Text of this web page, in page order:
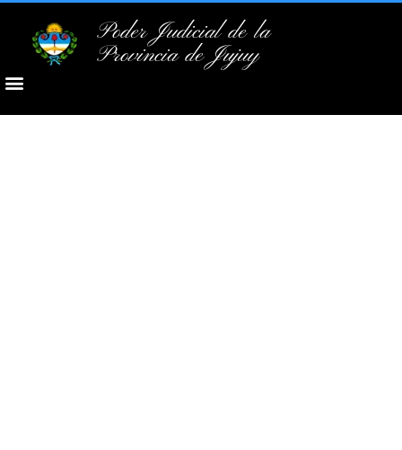
Poder Judicial de la
Provincia de Jujuy